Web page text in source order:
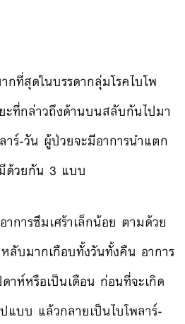
ที่สุดในบรรดากลุ่มโรคไบโพ
ะที่กล่าวถึงด้านบนสลับกันไปมา
าร์-วัน ผู้ป่วยจะมีอาการนำแตก
ด้วยกัน 3 แบบ
าการซึมเศร้าเล็กน้อย ตามด้วย
ลับมากเกือบทั้งวันทั้งคืน อาการ
าห์หรือเป็นเดือน ก่อนที่จะเกิด
แบบ แล้วกลายเป็นไบโพลาร์-